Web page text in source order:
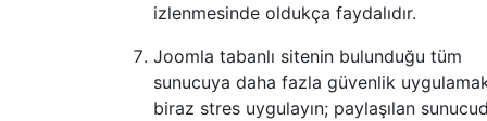
izlenmesinde oldukça faydalıdır.
Joomla tabanlı sitenin bulunduğu tüm
sunucuya daha fazla güvenlik
biraz stres uygulayın; paylaşılan